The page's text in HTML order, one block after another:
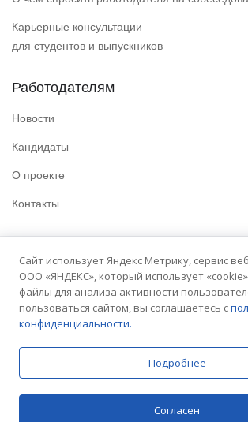
Карьерные консультации
для студентов и выпускников
Работодателям
Новости
Кандидаты
О проекте
Контакты
Политика конфиденциальности
Условия использования
Сайт университета
© 2025 Embit. Все права
Сайт использует Яндекс Метрику, сервис
ООО «ЯНДЕКС», который использует
файлы для анализа активности
пользоваться сайтом, вы соглашаетесь с
конфиденциальности.
Подробнее
Согласен